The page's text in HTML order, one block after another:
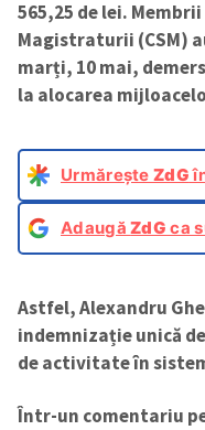
565,25 de lei.
Magistraturii (CSM)
marți, 10 mai,
la alocarea
Urmărește ZdG
AdaugăZdG ca
Astfel, Alexandru
indemnizație unică
de activitate în
Într-un comentariu